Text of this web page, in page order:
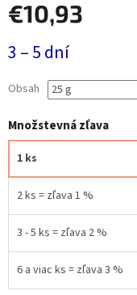
€10,93
cena:
3 – 5 dní
Obsah
Množstevná zľava
1 ks
2 ks = zľava 1 %
3 - 5 ks = zľava 2 %
6 a viac ks = zľava 3 %